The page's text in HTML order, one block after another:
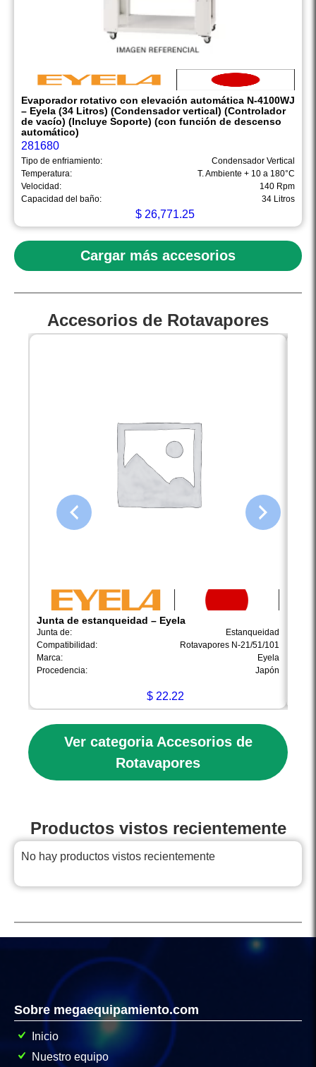
Evaporador rotativo con elevación automática N-4100WJ
– Eyela (34 Litros) (Condensador vertical) (Controlador
de vacío) (Incluye Soporte) (con función de descenso
automático)
281680
Tipo de enfriamiento:
Condensador Vertical
Temperatura:
T. Ambiente + 10 a 180°C
Velocidad:
140 Rpm
Capacidad del baño:
34 Litros
$ 26,771.25
Cargar más accesorios
Accesorios de Rotavapores
Junta de estanqueidad – Eyela
Junta de:
Estanqueidad
Compatibilidad:
Rotavapores N-21/51/101
Marca:
Eyela
Procedencia:
Japón
$22.22
Ver categoria Accesorios de
Rotavapores
Productos vistos recientemente
No hay productos vistos recientemente
Sobre megaequipamiento.com
Inicio
Nuestro equipo